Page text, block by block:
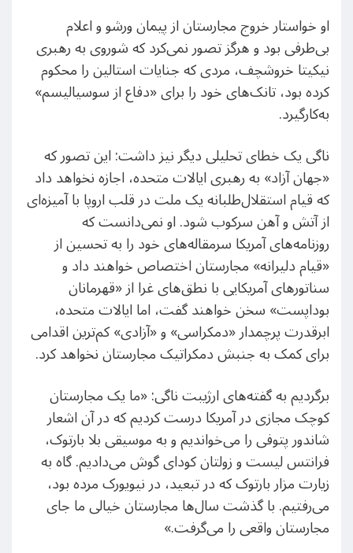
او خواستار خروج مجارستان از پیمان ورشو و اعلام
بی‌طرفی بود و هرگز تصور نمی‌کرد که شوروی به رهبری
نیکیتا خروشچف، مردی که جنایات استالین را محکوم
کرده بود، تانک‌های خود را برای «دفاع از سوسیالیسم»
به‌کارگیرد.
ناگی یک خطای تحلیلی دیگر نیز داشت: این تصور که
«جهان آزاد» به رهبری ایالات متحده، اجازه نخواهد داد
که قیام استقلال‌طلبانه یک ملت در قلب اروپا با آمیزه‌ای
از آتش و آهن سرکوب شود. او نمی‌دانست که
روزنامه‌های آمریکا سرمقاله‌های خود را به تحسین از
«قیام دلیرانه» مجارستان اختصاص خواهند داد و
سناتورهای آمریکایی با نطق‌های غرا از «قهرمانان
بوداپست» سخن خواهند گفت، اما ایالات متحده،
ابرقدرت پرچمدار «دمکراسی» و «آزادی» کم‌ترین اقدامی
برای کمک به جنبش دمکراتیک مجارستان نخواهد کرد.
برگردیم به گفته‌های ارژیبت ناگی: «ما یک مجارستان
کوچک مجازی در آمریکا درست کردیم که در آن اشعار
شاندور پتوفی را می‌خواندیم و به موسیقی بلا بارتوک،
فرانتس لیست و زولتان کودای گوش می‌دادیم. گاه به
زیارت مزار بارتوک که در تبعید، در نیویورک مرده بود،
می‌رفتیم. با گذشت سال‌ها مجارستان خیالی ما جای
مجارستان واقعی را می‌گرفت.»